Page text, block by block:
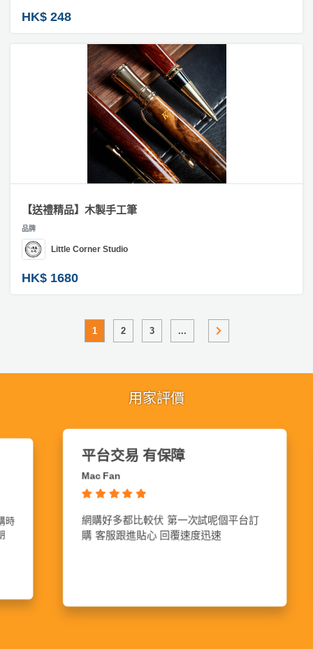
HK$ 248
【送禮精品】木製手工筆
品牌
Little Corner Studio
HK$ 1680
1 2 3 ...
用家評價
訂
價錢合理
Ada Ho
禮物款式特別，價錢合理，值得推介